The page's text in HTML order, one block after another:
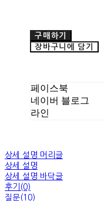
구매하기
장바구니에 담기
페이스북
네이버 블로그
라인
상세 설명 머리글
상세 설명
상세 설명 바닥글
후기(0)
질문(10)